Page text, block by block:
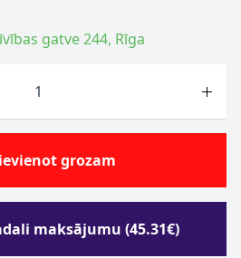
gatve 244, Rīga
grozam
maksājumu (45.31€)